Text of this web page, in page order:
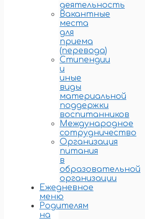
деятельность
Вакантные
места
для
приема
(перевода)
Стипендии
и
иные
виды
материальной
поддержки
воспитанников
Международное
сотрудничество
Организация
питания
в
образовательной
организации
Ежедневное
меню
Родителям
на